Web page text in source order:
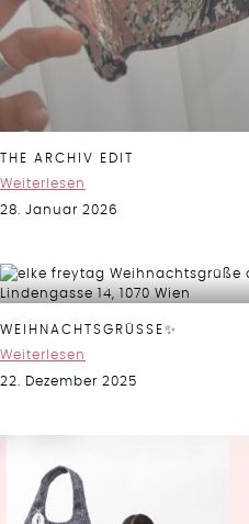
THE ARCHIV EDIT
Weiterlesen
28. Januar 2026
WEIHNACHTSGRÜSSE✨
Weiterlesen
22. Dezember 2025